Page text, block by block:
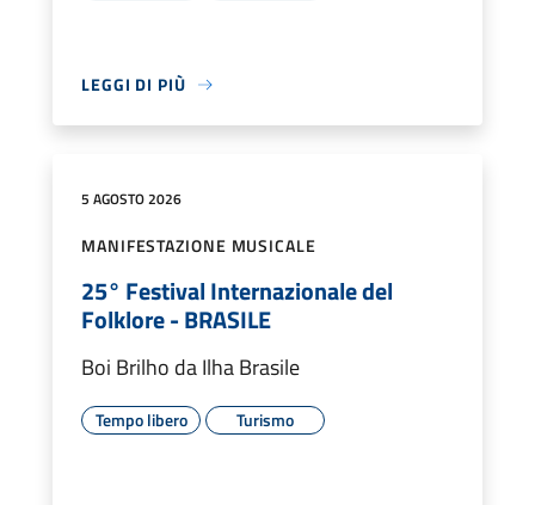
LEGGI DI PIÙ
5 AGOSTO 2026
MANIFESTAZIONE MUSICALE
25° Festival Internazionale del
Folklore - BRASILE
Boi Brilho da Ilha Brasile
Tempo libero Turismo